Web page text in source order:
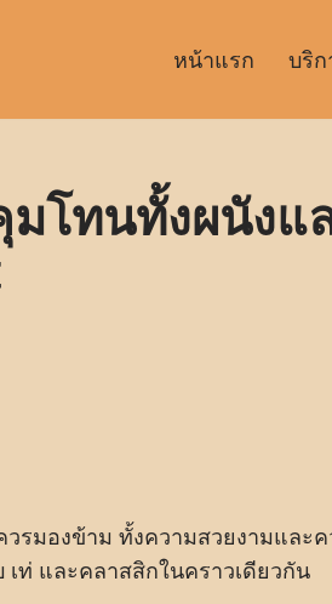
หน้าแรก บริก
มโทนทั้งผนังแ
รมองข้าม ทั้งความสวยงามและ
ท่ และคลาสสิกในคราวเดียวกัน